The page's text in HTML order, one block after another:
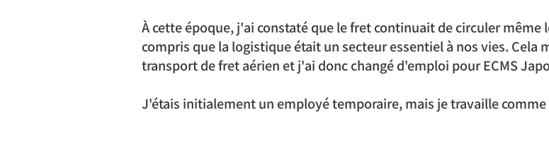
À cette époque, j'ai constaté que le fret continuait de circuler
compris que la logistique était un secteur essentiel à nos vies. Cela
transport de fret aérien et j'ai donc changé d'emploi pour ECMS
J'étais initialement un employé temporaire, mais je travaille